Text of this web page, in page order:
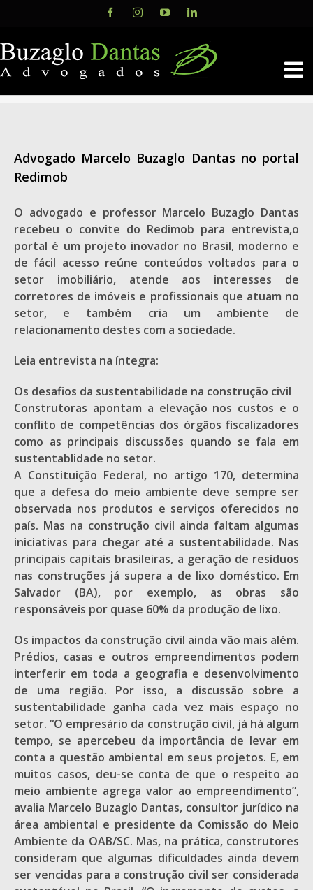
content
FacebookInstagramYouTubeLinkedIn
Advogado Marcelo Buzaglo Dantas no portal
Redimob
O advogado e professor Marcelo Buzaglo Dantas
recebeu o convite do Redimob para entrevista,o
portal é um projeto inovador no Brasil, moderno e
de fácil acesso reúne conteúdos voltados para o
setor imobiliário, atende aos interesses de
corretores de imóveis e profissionais que atuam no
setor, e também cria um ambiente de
relacionamento destes com a sociedade.
Leia entrevista na íntegra:
Os desafios da sustentabilidade na construção civil
Construtoras apontam a elevação nos custos e o
conflito de competências dos órgãos fiscalizadores
como as principais discussões quando se fala em
sustentablidade no setor.
A Constituição Federal, no artigo 170, determina
que a defesa do meio ambiente deve sempre ser
observada nos produtos e serviços oferecidos no
país. Mas na construção civil ainda faltam algumas
iniciativas para chegar até a sustentabilidade. Nas
principais capitais brasileiras, a geração de resíduos
nas construções já supera a de lixo doméstico. Em
Salvador (BA), por exemplo, as obras são
responsáveis por quase 60% da produção de lixo.
Os impactos da construção civil ainda vão mais além.
Prédios, casas e outros empreendimentos podem
interferir em toda a geografia e desenvolvimento
de uma região. Por isso, a discussão sobre a
sustentabilidade ganha cada vez mais espaço no
setor. “O empresário da construção civil, já há algum
tempo, se apercebeu da importância de levar em
conta a questão ambiental em seus projetos. E, em
muitos casos, deu-se conta de que o respeito ao
meio ambiente agrega valor ao empreendimento”,
avalia Marcelo Buzaglo Dantas, consultor jurídico na
área ambiental e presidente da Comissão do Meio
Ambiente da OAB/SC. Mas, na prática, construtores
consideram que algumas dificuldades ainda devem
ser vencidas para a construção civil ser considerada